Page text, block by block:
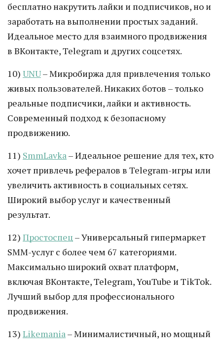
бесплатно накрутить лайки и подписчиков, но и
заработать на выполнении простых заданий.
Идеальное место для взаимного продвижения
в ВКонтакте, Telegram и других соцсетях.
10) UNU– Микробиржа для привлечения только
живых пользователей. Никаких ботов – только
реальные подписчики, лайки и активность.
Современный подход к безопасному
продвижению.
11) SmmLavka– Идеальное решение для тех, кто
хочет привлечь рефералов в Telegram-игры или
увеличить активность в социальных сетях.
Широкий выбор услуг и качественный
результат.
12) Простоспец– Универсальный гипермаркет
SMM-услуг с более чем 67 категориями.
Максимально широкий охват платформ,
включая ВКонтакте, Telegram, YouTube и TikTok.
Лучший выбор для профессионального
продвижения.
13) Likemania– Минималистичный, но мощный